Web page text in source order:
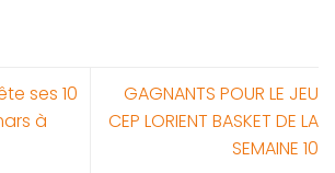
ses 10
à
GAGNANTS POUR LE JEU
CEP LORIENT BASKET DE LA
SEMAINE 10